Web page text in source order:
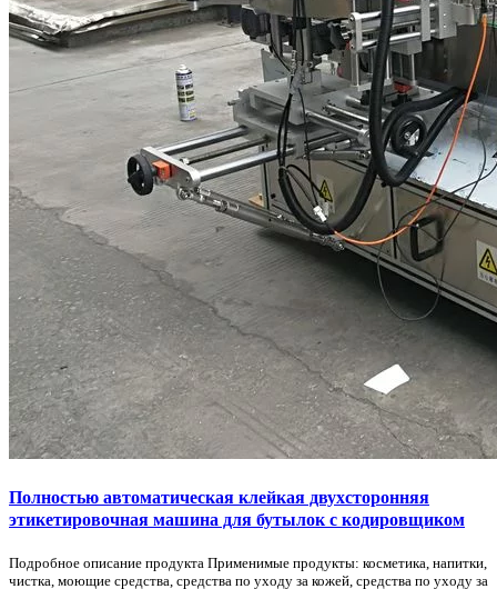
Полностью автоматическая клейкая двухсторонняя
этикетировочная машина для бутылок с кодировщиком
Подробное описание продукта Применимые продукты: косметика, напитки,
чистка, моющие средства, средства по уходу за кожей, средства по уходу за